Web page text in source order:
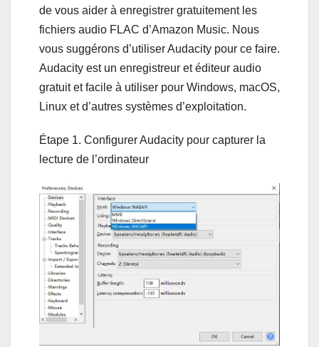
de vous aider à enregistrer gratuitement les
fichiers audio FLAC d’Amazon Music. Nous
vous suggérons d’utiliser Audacity pour ce faire.
Audacity est un enregistreur et éditeur audio
gratuit et facile à utiliser pour Windows, macOS,
Linux et d’autres systèmes d’exploitation.
Étape 1. Configurer Audacity pour capturer la
lecture de l’ordinateur